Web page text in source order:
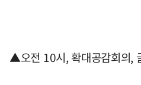
▲오전 10시, 확대공감회의,